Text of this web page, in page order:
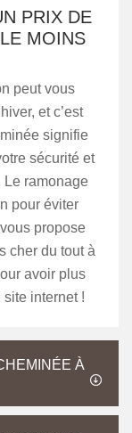
PRIX DE
MOINS
peut vous
et c’est
signifie
sécurité et
Le ramonage
pour éviter
propose
cher du tout à
avoir plus
site internet !
À